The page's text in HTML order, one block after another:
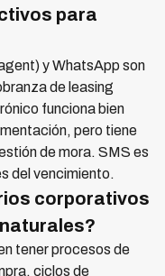
para
y WhatsApp son
de leasing
funciona bien
pero tiene
de mora. SMS es
del vencimiento.
corporativos
tener procesos de
ciclos de